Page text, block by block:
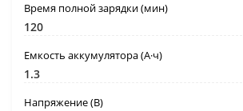
Время полной зарядки (мин)
120
Емкость аккумулятора (А·ч)
1.3
Напряжение (В)